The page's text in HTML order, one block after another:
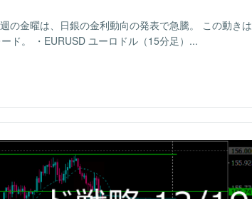
の金曜は、日銀の金利動向の発表で急騰。 この動きは
ド。 ・EURUSD ユーロドル（15分足）...